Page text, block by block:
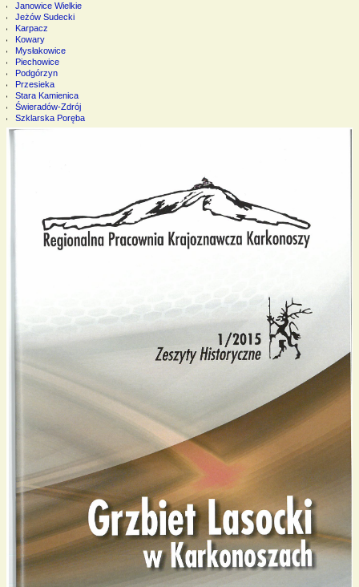
Janowice Wielkie
Jeżów Sudecki
Karpacz
Kowary
Mysłakowice
Piechowice
Podgórzyn
Przesieka
Stara Kamienica
Świeradów-Zdrój
Szklarska Poręba